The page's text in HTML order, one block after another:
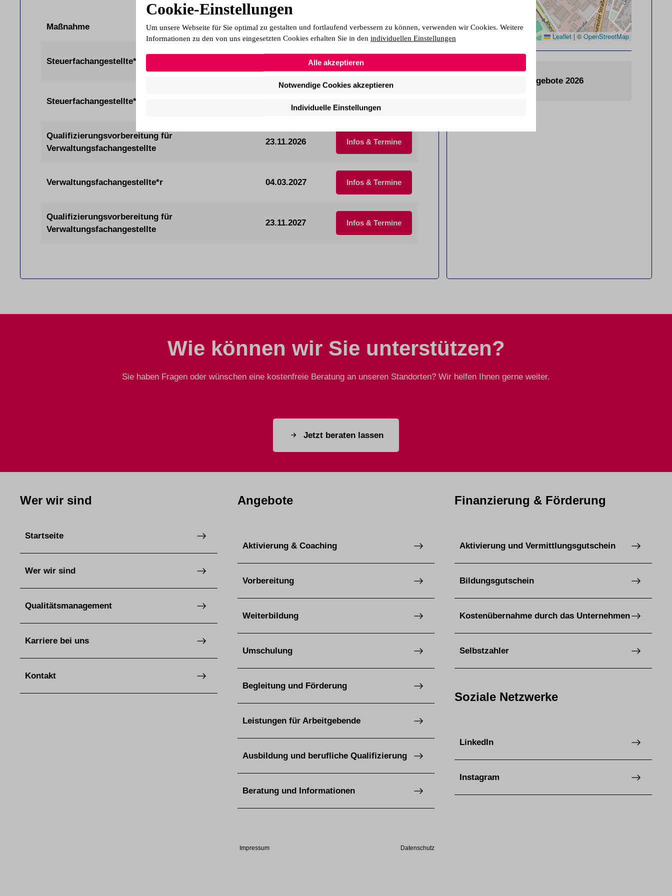
Maßnahme Beginntermine
Steuerfachangestellte*r in Teilzeit Infos & Termine
Steuerfachangestellte*r in Teilzeit
Qualifizierungsvorbereitung für
Verwaltungsfachangestellte
23.11.2026 Infos & Termine
Verwaltungsfachangestellte*r 04.03.2027 Infos & Termine
Qualifizierungsvorbereitung für
Verwaltungsfachangestellte
23.11.2027 Infos & Termine
Leaflet |©OpenStreetMap
Kursangebote 2026
Wie können wir Sie unterstützen?
Sie haben Fragen oder wünschen eine kostenfreie Beratung an unseren Standorten? Wir helfen Ihnen gerne weiter.
Jetzt beraten lassen
Wer wir sind
Startseite
Wer wir sind
Qualitätsmanagement
Karriere bei uns
Kontakt
Angebote
Aktivierung & Coaching
Vorbereitung
Weiterbildung
Umschulung
Begleitung und Förderung
Leistungen für Arbeitgebende
Ausbildung und berufliche Qualifizierung
Beratung und Informationen
Finanzierung & Förderung
Aktivierung und Vermittlungsgutschein
Bildungsgutschein
Kostenübernahme durch das Unternehmen
Selbstzahler
Soziale Netzwerke
LinkedIn
Instagram
Impressum Datenschutz
Cookie-Einstellungen
Um unsere Webseite für Sie optimal zu gestalten und fortlaufend verbessern zu können, verwenden wir Cookies. Weitere
Informationen zu den von uns eingesetzten Cookies erhalten Sie in den individuellen Einstellungen
Alle akzeptieren
Notwendige Cookies akzeptieren
Individuelle Einstellungen